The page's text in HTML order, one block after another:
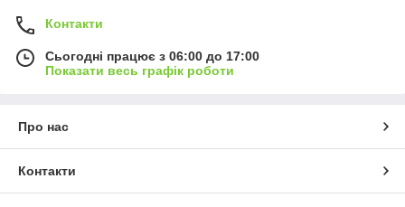
Контакти
Сьогодні працює з 06:00 до 17:00
Показати весь графік роботи
Про нас
Контакти